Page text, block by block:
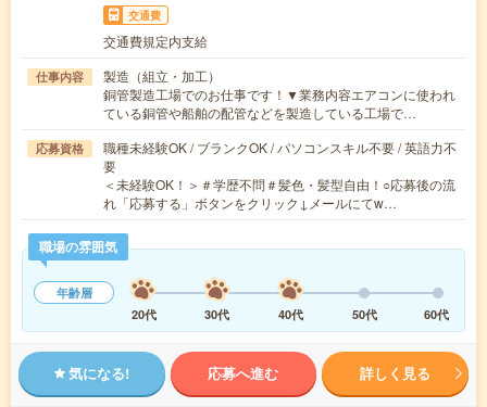
交通費
交通費規定内支給
仕事内容
製造（組立・加工）
銅管製造工場でのお仕事です！▼業務内容エアコンに使われ
ている銅管や船舶の配管などを製造している工場で…
応募資格
職種未経験OK / ブランクOK / パソコンスキル不要 / 英語力不
要
＜未経験OK！＞＃学歴不問＃髪色・髪型自由！○応募後の流
れ「応募する」ボタンをクリック↓メールにてw…
職場の雰囲気
年齢層
20代
30代 40代 50代 60代
気になる! 応募へ進む 詳しく見る